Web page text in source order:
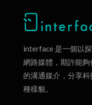
interface 是一個以
網路媒體，期許能
的溝通媒介，分享
種樣貌。